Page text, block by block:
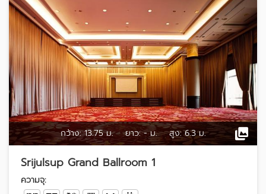
กว้าง: 13.75 ม. ยาว: - ม. สูง: 6.3 ม.
Srijulsup Grand Ballroom 1
ความจุ: